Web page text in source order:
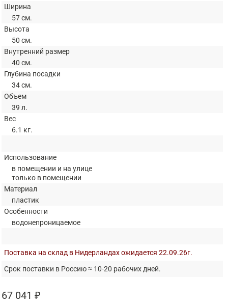
Ширина
57 см.
Высота
50 см.
Внутренний размер
40 см.
Глубина посадки
34 см.
Объем
39 л.
Вес
6.1 кг.
Использование
в помещении и на улице
только в помещении
Материал
пластик
Особенности
водонепроницаемое
Поставка на склад в Нидерландах ожидается 22.09.26г.
Срок поставки в Россию ≈ 10-20 рабочих дней.
67 041 ₽